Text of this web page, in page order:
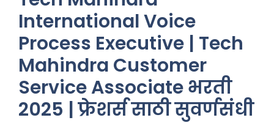
International Voice
Process Executive | Tech
Mahindra Customer
Service Associate भरती
2025 | फ्रेशर्स साठी सुवर्णसंधी